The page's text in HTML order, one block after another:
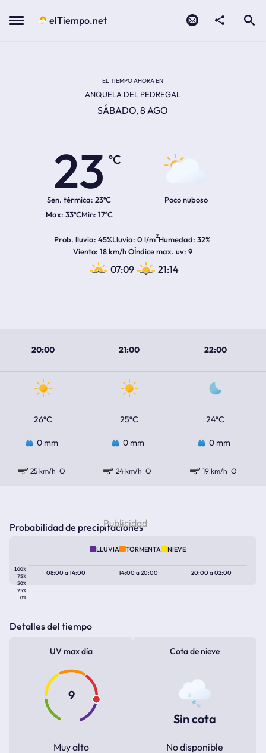
Menu elTiempo.net
EL TIEMPO AHORA EN
ANQUELA DEL PEDREGAL
SÁBADO, 8 AGO
23
ºC
Sen. térmica: 23ºC
33ºC 17ºC
Poco nuboso
Prob. lluvia 45%Lluvia 0 l/m2Humedad 32%
Viento 18 km/h OÍndice max. uv 9
07:09 21:14
20:00 21:00 22:00
26ºC 25ºC 24ºC
0 mm 0 mm 0 mm
25 km/h O 24 km/h O 19 km/h O
Probabilidad de precipitaciones
LLUVIA TORMENTA NIEVE
100%
75%
50%
25%
0%
08:00a14:00 14:00a20:00 20:00a02:00
Detalles del tiempo
UV max día
9
Muy alto
Cota de nieve
Sin cota
No disponible